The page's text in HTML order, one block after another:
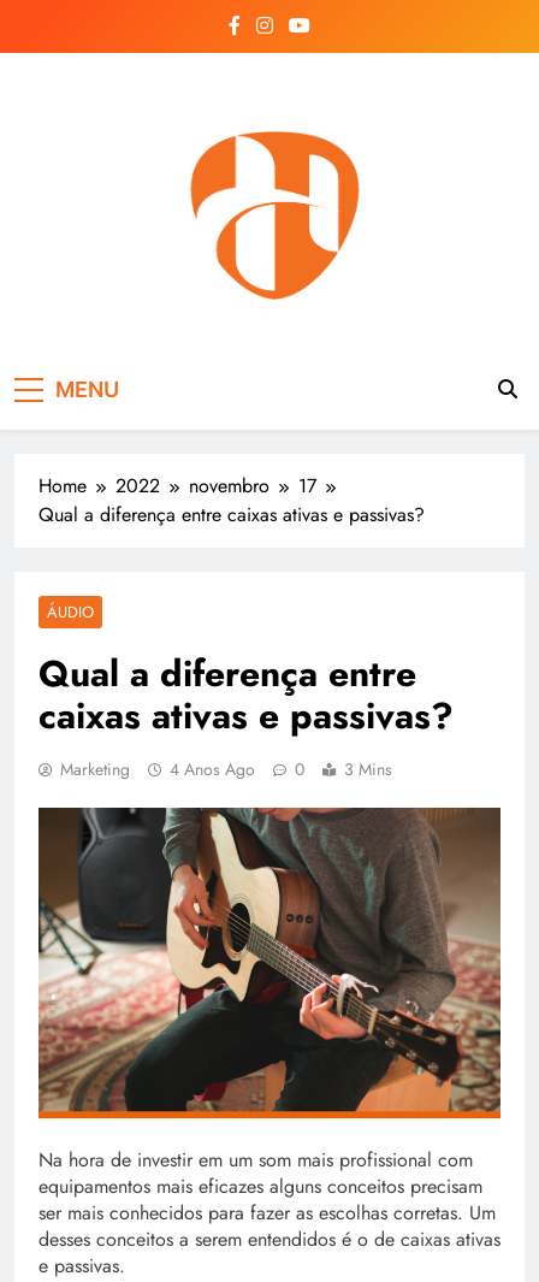
MENU
Home 2022 novembro
17
Qual a diferença entre caixas ativas e passivas?
ÁUDIO
Qual a diferença entre
caixas ativas e passivas?
Marketing 4 Anos Ago 0 3 Mins
Na hora de investir em um som mais profissional com
equipamentos mais eficazes alguns conceitos precisam
ser mais conhecidos para fazer as escolhas corretas. Um
desses conceitos a serem entendidos é o de caixas ativas
e passivas.